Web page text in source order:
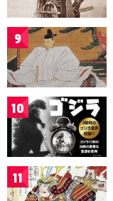
9
10
11